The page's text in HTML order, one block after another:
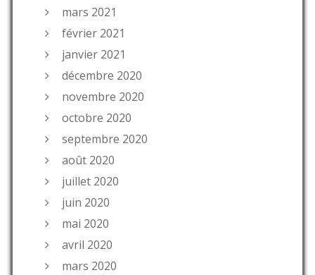
mars 2021
février 2021
janvier 2021
décembre 2020
novembre 2020
octobre 2020
septembre 2020
août 2020
juillet 2020
juin 2020
mai 2020
avril 2020
mars 2020